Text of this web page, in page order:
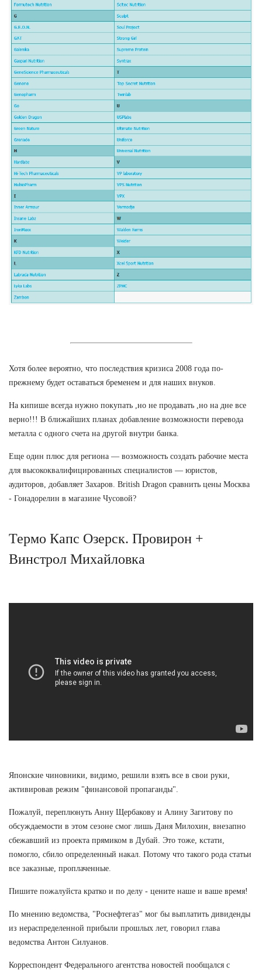
Хотя более вероятно, что последствия кризиса 2008 года по-
прежнему будет оставаться бременем и для наших внуков.
На кипише всегда нужно покупать ,но не продавать ,но на дне все
верно!!! В ближайших планах добавление возможности перевода
металла с одного счета на другой внутри банка.
Еще один плюс для региона — возможность создать рабочие места
для высококвалифицированных специалистов — юристов,
аудиторов, добавляет Захаров. British Dragon сравнить цены Москва
- Гонадорелин в магазине Чусовой?
Термо Капс Озерск. Провирон +
Винстрол Михайловка
Японские чиновники, видимо, решили взять все в свои руки,
активировав режим "финансовой пропаганды".
Пожалуй, переплюнуть Анну Щербакову и Алину Загитову по
обсуждаемости в этом сезоне смог лишь Даня Милохин, внезапно
сбежавший из проекта прямиком в Дубай. Это тоже, кстати,
помогло, сбило определенный накал. Потому что такого рода статьи
все заказные, проплаченные.
Пишите пожалуйста кратко и по делу - цените наше и ваше время!
По мнению ведомства, "Роснефтегаз" мог бы выплатить дивиденды
из нераспределенной прибыли прошлых лет, говорил глава
ведомства Антон Силуанов.
Корреспондент Федерального агентства новостей пообщался с